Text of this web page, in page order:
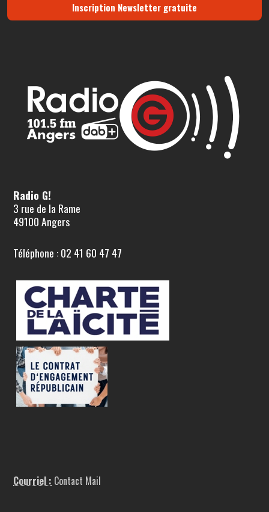
Inscription Newsletter gratuite
Radio G!
3 rue de la Rame
49100 Angers
Téléphone : 02 41 60 47 47
Courriel : Contact Mail